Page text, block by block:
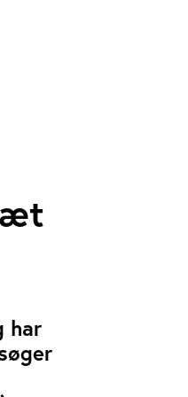
har